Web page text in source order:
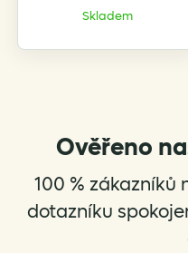
Skladem
product
multiple
may
chosen
on
Ověřeno
100 % zákazníků
dotazníku